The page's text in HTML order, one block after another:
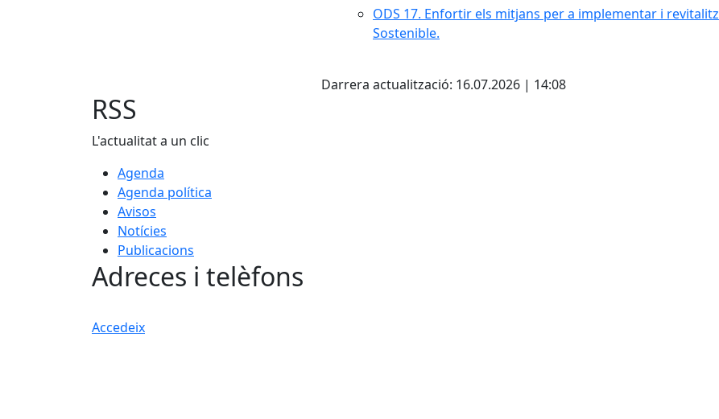
ODS 17. Enfortir els mitjans per a implementar i
Sostenible.
Darrera actualització: 16.07.2026 | 14:08
RSS
L'actualitat a un clic
Agenda
Agenda política
Avisos
Notícies
Publicacions
Adreces i telèfons
Accedeix